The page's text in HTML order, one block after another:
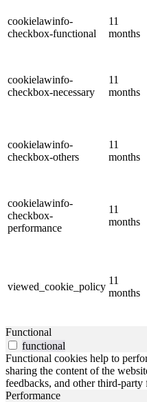
cookielawinfo-
checkbox-functional
11
months
cookielawinfo-
checkbox-necessary
11
months
cookielawinfo-
checkbox-others
11
months
cookielawinfo-
checkbox-
performance
11
months
viewed_cookie_policy
11
months
Functional
functional
Functional cookies help to
sharing the content of the
feedbacks, and other third-party
Performance